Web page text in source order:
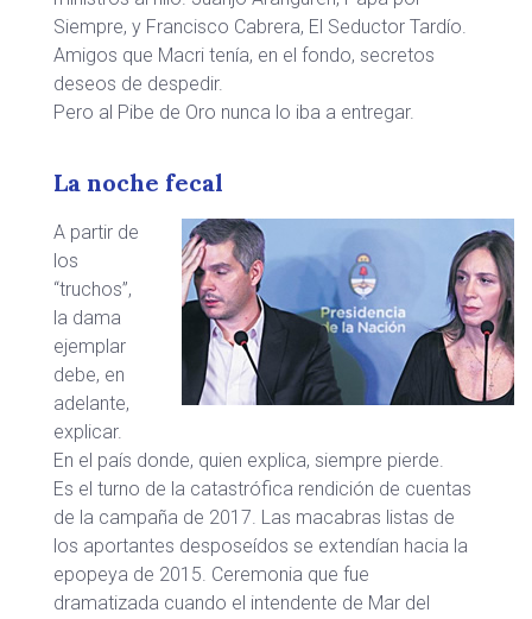
Siempre, y Francisco Cabrera, El Seductor Tardío.
Amigos que Macri tenía, en el fondo, secretos
deseos de despedir.
Pero al Pibe de Oro nunca lo iba a entregar.
La noche fecal
A partir de
los
“truchos”,
la dama
ejemplar
debe, en
adelante,
explicar.
En el país donde, quien explica, siempre pierde.
Es el turno de la catastrófica rendición de cuentas
de la campaña de 2017. Las macabras listas de
los aportantes desposeídos se extendían hacia la
epopeya de 2015. Ceremonia que fue
dramatizada cuando el intendente de Mar del